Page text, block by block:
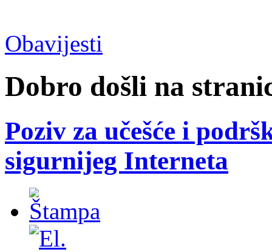
Obavijesti
Dobro došli na
Poziv za učešće i
sigurnijeg Interneta